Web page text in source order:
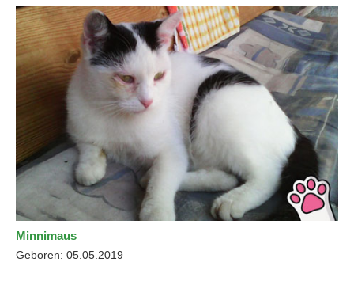
Minnimaus
Geboren: 05.05.2019